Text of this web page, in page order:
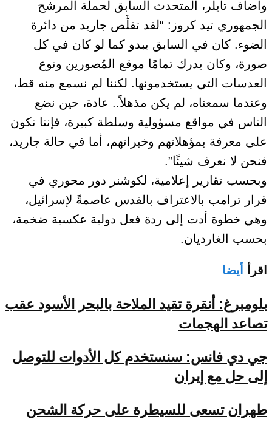
وأضاف تايلر، المتحدث السابق لحملة المرشح
الجمهوري تيد كروز: “لقد تقلَّص جاريد من دائرة
الضوء. كان في السابق يبدو كما لو كان في كل
صورة، وكان يدرك تمامًا موقع المُصورين ونوع
العدسات التي يستخدمونها. لكننا لم نسمع منه قط،
وعندما سمعناه، لم يكن مذهلاً.. عادة، حين نضع
الناس في مواقع مسؤولية وسلطة كبيرة، فإننا نكون
على معرفة بمؤهلاتهم وخبراتهم، أما في حالة جاريد،
فنحن لا نعرف شيئًا”.
وبحسب تقارير إعلامية، لكوشنر دور محوري في
قرار ترامب بالاعتراف بالقدس عاصمةً لإسرائيل،
وهي خطوة أدت إلى ردة فعل دولية عكسية ضخمة،
بحسب الغارديان.
اقرأ أيضا
بلومبرغ: أنقرة تقيد الملاحة بالبحر الأسود عقب
تصاعد الهجمات
جي دي فانس: سنستخدم كل الأدوات للتوصل
إلى حل مع إيران
طهران تسعى للسيطرة على حركة الشحن